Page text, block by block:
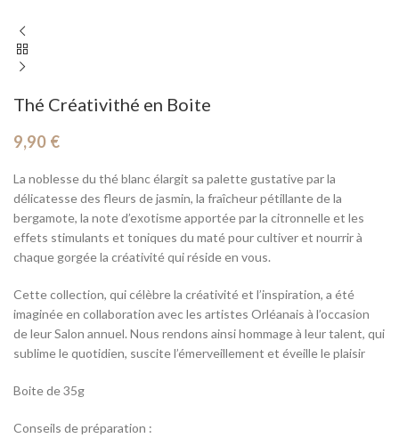
Thé Créativithé en Boite
9,90 €
La noblesse du thé blanc élargit sa palette gustative par la
délicatesse des fleurs de jasmin, la fraîcheur pétillante de la
bergamote, la note d’exotisme apportée par la citronnelle et les
effets stimulants et toniques du maté pour cultiver et nourrir à
chaque gorgée la créativité qui réside en vous.
Cette collection, qui célèbre la créativité et l’inspiration, a été
imaginée en collaboration avec les artistes Orléanais à l’occasion
de leur Salon annuel. Nous rendons ainsi hommage à leur talent, qui
sublime le quotidien, suscite l’émerveillement et éveille le plaisir
Boite de 35g
Conseils de préparation :